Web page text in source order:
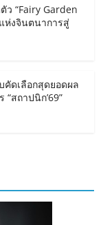
ตัว “Fairy Garden
ห่งจินตนาการสู่
คัดเลือกสุดยอดผล
สถาปนิก’69”